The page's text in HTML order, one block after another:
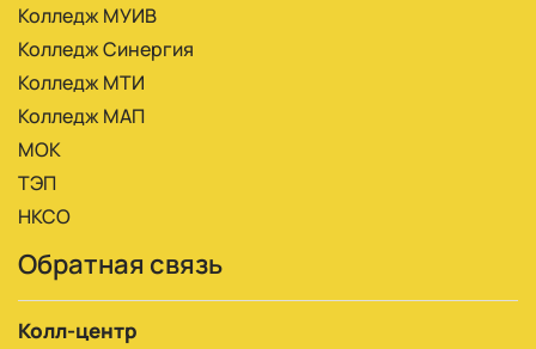
Колледж МУИВ
Колледж Синергия
Колледж МТИ
Колледж МАП
МОК
ТЭП
НКСО
Обратная связь
Колл-центр